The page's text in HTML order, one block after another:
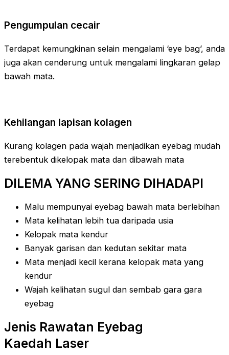
Pengumpulan cecair
Terdapat kemungkinan selain mengalami ‘eye bag’, anda
juga akan cenderung untuk mengalami lingkaran gelap
bawah mata.
Kehilangan lapisan kolagen
Kurang kolagen pada wajah menjadikan eyebag mudah
terebentuk dikelopak mata dan dibawah mata
DILEMA YANG SERING DIHADAPI
Malu mempunyai eyebag bawah mata berlebihan
Mata kelihatan lebih tua daripada usia
Kelopak mata kendur
Banyak garisan dan kedutan sekitar mata
Mata menjadi kecil kerana kelopak mata yang
kendur
Wajah kelihatan sugul dan sembab gara gara
eyebag
Jenis Rawatan Eyebag
Kaedah Laser